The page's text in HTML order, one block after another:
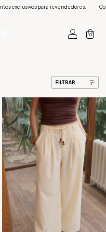
Compra minima $ 150.000 - Envíos a
0
FILTRAR